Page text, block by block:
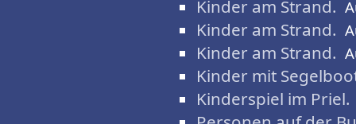
Kinder am Strand.
Kinder am Strand.
Kinder am Strand.
Kinder mit
Kinderspiel im Priel.